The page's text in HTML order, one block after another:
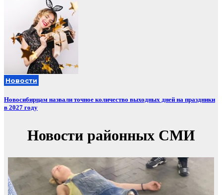
Новости
Новосибирцам назвали точное количество выходных дней на праздники
в 2027 году